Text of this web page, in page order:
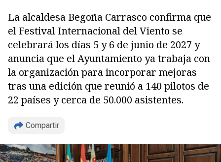
La alcaldesa Begoña Carrasco confirma que
el Festival Internacional del Viento se
celebrará los días 5 y 6 de junio de 2027 y
anuncia que el Ayuntamiento ya trabaja con
la organización para incorporar mejoras
tras una edición que reunió a 140 pilotos de
22 países y cerca de 50.000 asistentes.
Compartir